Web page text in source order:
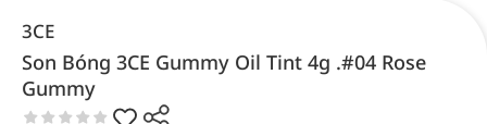
3CE
Son Bóng 3CE Gummy Oil Tint 4g .#04 Rose
Gummy